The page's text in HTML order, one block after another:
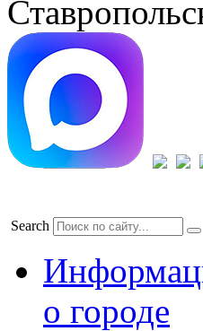
Search
о городе